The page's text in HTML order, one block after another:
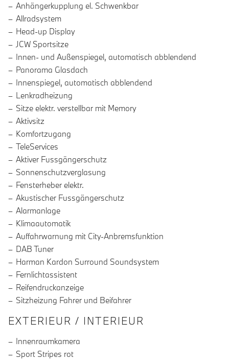
Anhängerkupplung el. Schwenkbar
Allradsystem
Head-up Display
JCW Sportsitze
Innen- und Außenspiegel, automatisch abblendend
Panorama Glasdach
Innenspiegel, automatisch abblendend
Lenkradheizung
Sitze elektr. verstellbar mit Memory
Aktivsitz
Komfortzugang
TeleServices
Aktiver Fussgängerschutz
Sonnenschutzverglasung
Fensterheber elektr.
Akustischer Fussgängerschutz
Alarmanlage
Klimaautomatik
Auffahrwarnung mit City-Anbremsfunktion
DAB Tuner
Harman Kardon Surround Soundsystem
Fernlichtassistent
Reifendruckanzeige
Sitzheizung Fahrer und Beifahrer
EXTERIEUR / INTERIEUR
Innenraumkamera
Sport Stripes rot